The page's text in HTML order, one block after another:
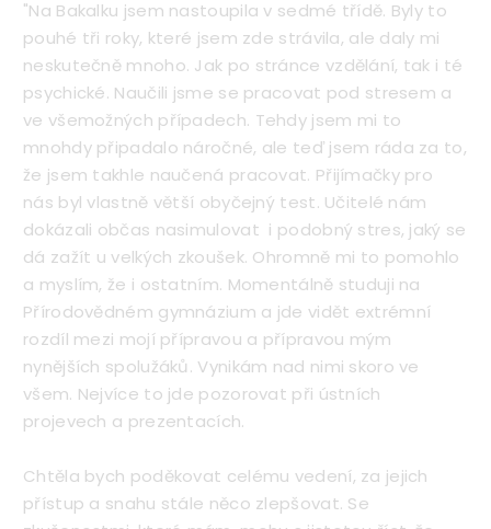
"Na Bakalku jsem nastoupila v sedmé třídě. Byly to
pouhé tři roky, které jsem zde strávila, ale daly mi
neskutečně mnoho. Jak po stránce vzdělání, tak i té
psychické. Naučili jsme se pracovat pod stresem a
ve všemožných případech. Tehdy jsem mi to
mnohdy připadalo náročné, ale teď jsem ráda za to,
že jsem takhle naučená pracovat. Přijímačky pro
nás byl vlastně větší obyčejný test. Učitelé nám
dokázali občas nasimulovat i podobný stres, jaký se
dá zažít u velkých zkoušek. Ohromně mi to pomohlo
a myslím, že i ostatním. Momentálně studuji na
Přírodovědném gymnázium a jde vidět extrémní
rozdíl mezi mojí přípravou a přípravou mým
nynějších spolužáků. Vynikám nad nimi skoro ve
všem. Nejvíce to jde pozorovat při ústních
projevech a prezentacích.
Chtěla bych poděkovat celému vedení, za jejich
přístup a snahu stále něco zlepšovat. Se